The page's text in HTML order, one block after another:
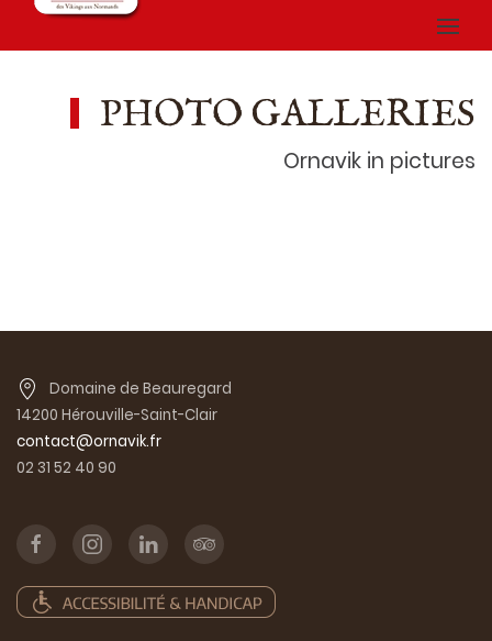
PHOTO GALLERIES
Ornavik in pictures
Domaine de Beauregard
14200 Hérouville-Saint-Clair
contact@ornavik.fr
02 31 52 40 90